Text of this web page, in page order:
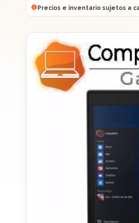
Precios e inventario sujetos a